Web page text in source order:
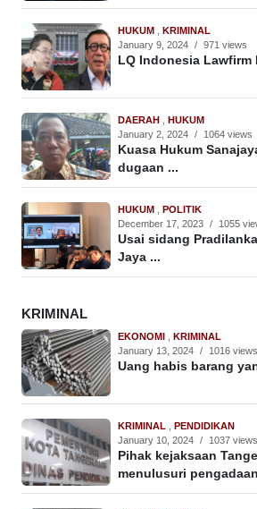
HUKUM , KRIMINAL
January 9, 2024 / 971 views
LQ Indonesia Lawfirm
DAERAH , HUKUM
January 2, 2024 / 1064 views
Kuasa Hukum
dugaan ...
HUKUM , POLITIK
December 17, 2023 / 1055
Usai sidang
Jaya ...
KRIMINAL
EKONOMI , KRIMINAL
January 13, 2024 / 1016 views
Uang habis barang
KRIMINAL , PENDIDIKAN
January 10, 2024 / 1037 views
Pihak kejaksaan
menulusuri